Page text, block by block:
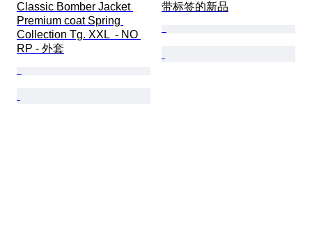
Classic Bomber Jacket
Premium coat Spring
Collection Tg. XXL  - NO
RP - 外套
带标签的新品